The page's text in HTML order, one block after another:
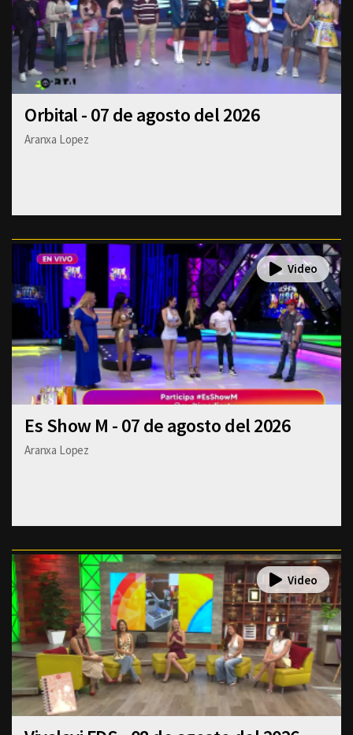
Orbital - 07 de agosto del 2026
Aranxa Lopez
Es Show M - 07 de agosto del 2026
Aranxa Lopez